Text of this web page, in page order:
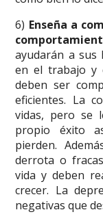
6) Enseña a
ayudarán a sus
en el trabajo y
deben ser
eficientes. La
vidas, pero se
propio éxito
pierden.
derrota o
vida y deben
crecer. La
negativas que